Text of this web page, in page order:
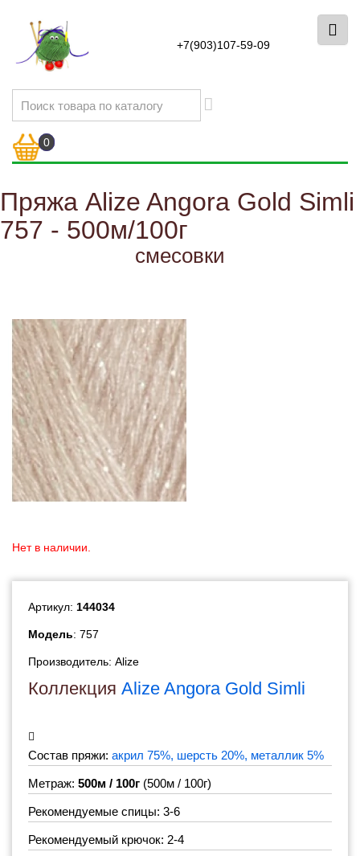
+7(903)107-59-09
0
Пряжа Alize Angora Gold Simli
757 - 500м/100г
смесовки
Нет в наличии.
Артикул: 144034
Модель: 757
Производитель: Alize
Коллекция Alize Angora Gold Simli
Состав пряжи: акрил 75%, шерсть 20%, металлик 5%
Метраж: 500м / 100г (500м / 100г)
Рекомендуемые спицы: 3-6
Рекомендуемый крючок: 2-4